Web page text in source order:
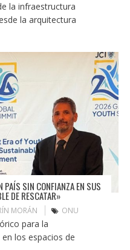
la infraestructura
la arquitectura
PAÍS SIN CONFIANZA EN SUS
DE RESCATAR»
MORÁN ONU
para la
los espacios de